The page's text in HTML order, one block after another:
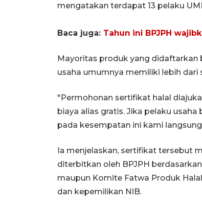
mengatakan terdapat 13 pelaku
Baca juga: Tahun ini BPJPH
Mayoritas produk yang didaftarkan
usaha umumnya memiliki lebih dari
"Permohonan sertifikat halal
biaya alias gratis. Jika pelaku
pada kesempatan ini kami
Ia menjelaskan, sertifikat tersebut
diterbitkan oleh BPJPH
maupun Komite Fatwa Produk
dan kepemilikan NIB.